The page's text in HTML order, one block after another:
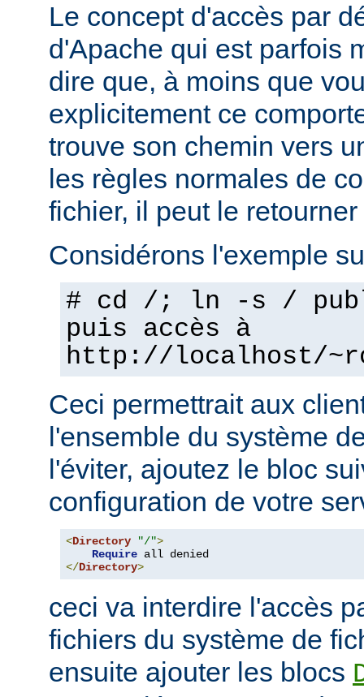
Le concept d'accès par
d'Apache qui est parfois
dire que, à moins que
explicitement ce
trouve son chemin vers
les règles normales de
fichier, il peut le
Considérons l'exemple
# cd /; ln -s /
puis accès à
http://localhost/
Ceci permettrait aux
l'ensemble du système
l'éviter, ajoutez le bloc
configuration de votre
<Directory "/">
Require
</Directory>
ceci va interdire l'accès
fichiers du système de
ensuite ajouter les blocs